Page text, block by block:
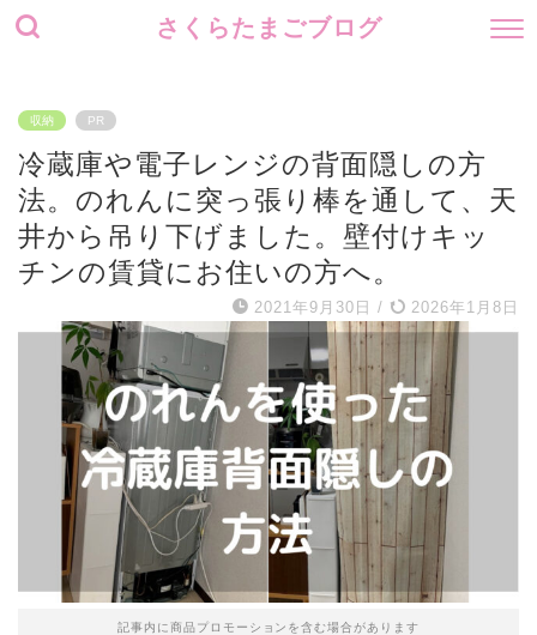
さくらたまごブログ
収納 PR
冷蔵庫や電子レンジの背面隠しの方
法。のれんに突っ張り棒を通して、天
井から吊り下げました。壁付けキッ
チンの賃貸にお住いの方へ。
2021年9月30日 / 2026年1月8日
記事内に商品プロモーションを含む場合があります